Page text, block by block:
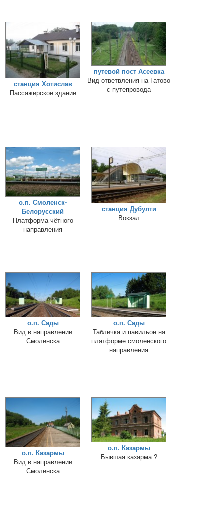
станция Хотислав
Пассажирское здание
путевой пост Асеевка
Вид ответвления на Гатово
с путепровода
о.п. Смоленск-
Белорусский
Платформа чётного
направления
станция Дубулти
Вокзал
о.п. Сады
Вид в направлении
Смоленска
о.п. Сады
Табличка и павильон на
платформе смоленского
направления
о.п. Казармы
Вид в направлении
Смоленска
о.п. Казармы
Бывшая казарма ?